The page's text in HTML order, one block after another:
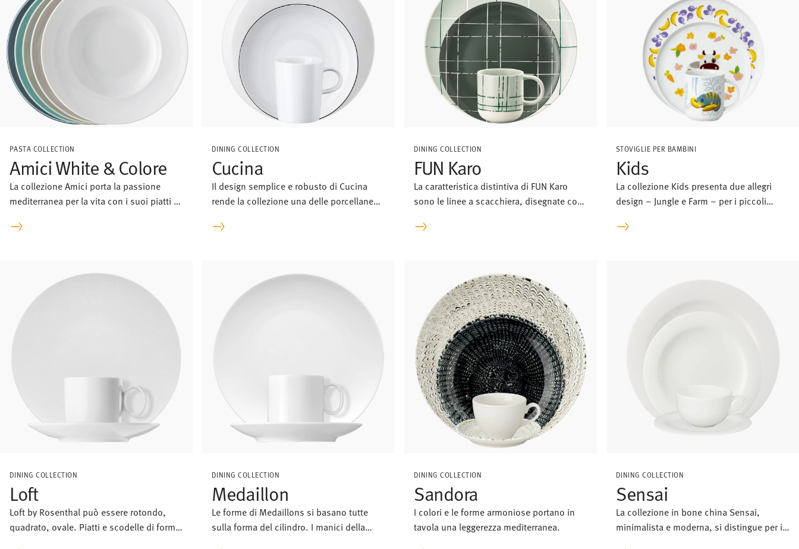
PASTA COLLECTION
Amici White & Colore
La collezione Amici porta la passione
mediterranea per la vita con i suoi piatti di
vita quotidiana.
DINING COLLECTION
Cucina
Il design semplice e robusto di Cucina
rende la collezione una delle porcellane
DINING COLLECTION
FUN Karo
La caratteristica distintiva di FUN Karo
sono le linee a scacchiera, disegnate con
fossero fatte a mano.
STOVIGLIE PER BAMBINI
Kids
La collezione Kids presenta due allegri
design – Jungle e Farm – per i piccoli
DINING COLLECTION
Loft
Loft by Rosenthal può essere rotondo,
quadrato, ovale. Piatti e scodelle di forme
DINING COLLECTION
Medaillon
Le forme di Medaillons si basano tutte
sulla forma del cilindro. I manici della
DINING COLLECTION
Sandora
I colori e le forme armoniose portano in
tavola una leggerezza mediterranea.
DINING COLLECTION
Sensai
La collezione in bone china Sensai,
minimalista e moderna, si distingue per il